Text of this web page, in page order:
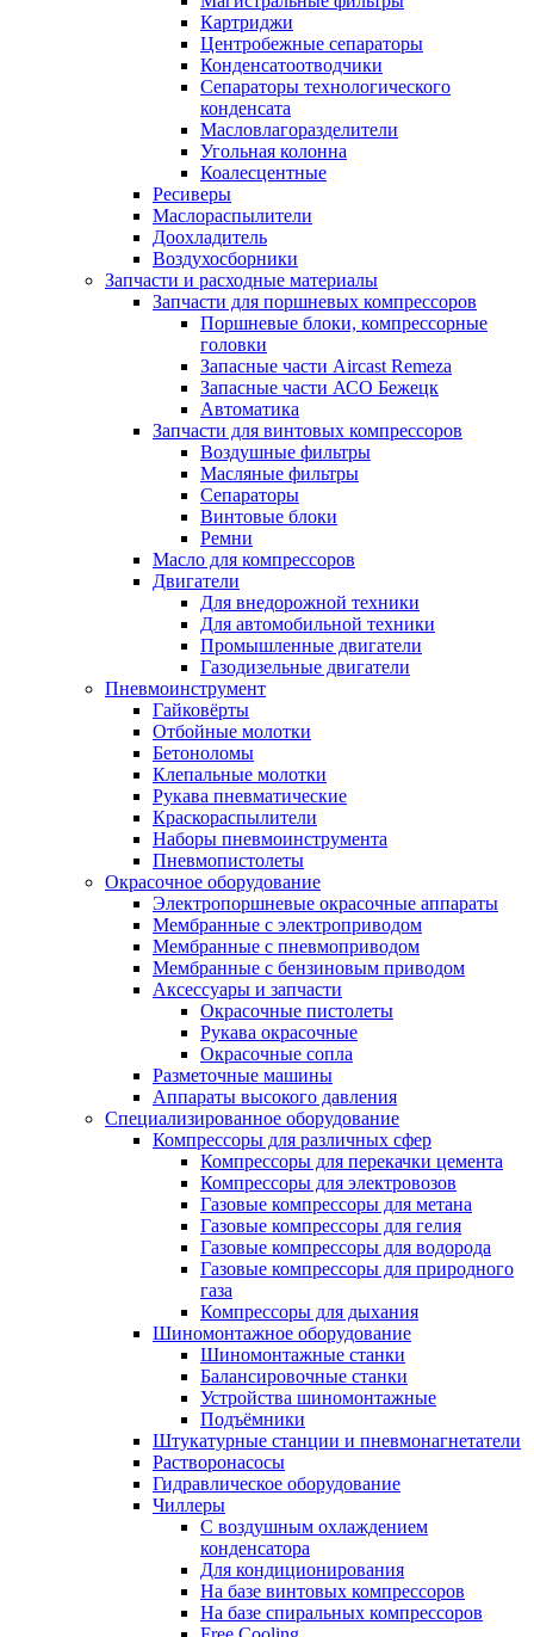
Картриджи
Центробежные сепараторы
Конденсатоотводчики
Сепараторы технологического
конденсата
Масловлагоразделители
Угольная колонна
Коалесцентные
Ресиверы
Маслораспылители
Доохладитель
Воздухосборники
Запчасти и расходные материалы
Запчасти для поршневых компрессоров
Поршневые блоки, компрессорные
головки
Запасные части Aircast Remeza
Запасные части АСО Бежецк
Автоматика
Запчасти для винтовых компрессоров
Воздушные фильтры
Масляные фильтры
Сепараторы
Винтовые блоки
Ремни
Масло для компрессоров
Двигатели
Для внедорожной техники
Для автомобильной техники
Промышленные двигатели
Газодизельные двигатели
Пневмоинструмент
Гайковёрты
Отбойные молотки
Бетоноломы
Клепальные молотки
Рукава пневматические
Краскораспылители
Наборы пневмоинструмента
Пневмопистолеты
Окрасочное оборудование
Электропоршневые окрасочные аппараты
Мембранные с электроприводом
Мембранные с пневмоприводом
Мембранные с бензиновым приводом
Аксессуары и запчасти
Окрасочные пистолеты
Рукава окрасочные
Окрасочные сопла
Разметочные машины
Аппараты высокого давления
Специализированное оборудование
Компрессоры для различных сфер
Компрессоры для перекачки цемента
Компрессоры для электровозов
Газовые компрессоры для метана
Газовые компрессоры для гелия
Газовые компрессоры для водорода
Газовые компрессоры для природного
газа
Компрессоры для дыхания
Шиномонтажное оборудование
Шиномонтажные станки
Балансировочные станки
Устройства шиномонтажные
Подъёмники
Штукатурные станции и пневмонагнетатели
Растворонасосы
Гидравлическое оборудование
Чиллеры
С воздушным охлаждением
конденсатора
Для кондиционирования
На базе винтовых компрессоров
На базе спиральных компрессоров